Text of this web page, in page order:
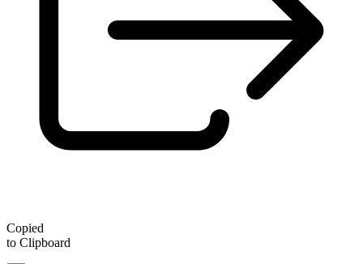
Copied
to Clipboard